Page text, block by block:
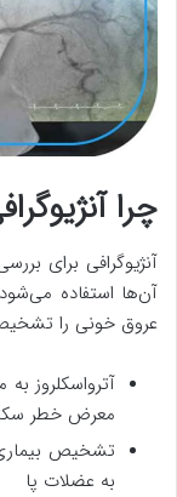
چرا
آنژیوگرافی برای
آن‌ها استفاده
عروق خونی را
آترواسکلروز
معرض خطر
تشخیص
به عضلات پا